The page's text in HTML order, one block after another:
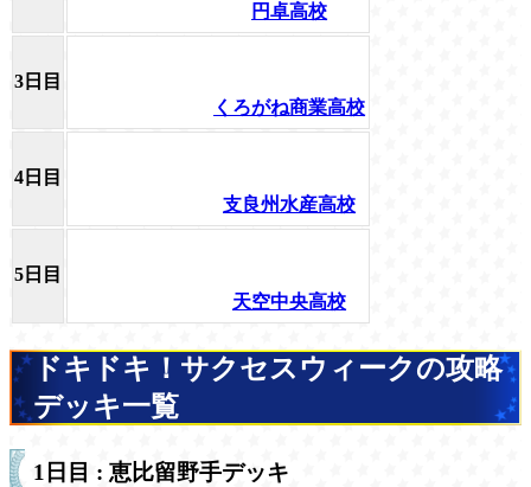
円卓高校
3日目
くろがね商業高校
4日目
支良州水産高校
5日目
天空中央高校
ドキドキ！サクセスウィークの攻略
デッキ一覧
1日目 : 恵比留野手デッキ